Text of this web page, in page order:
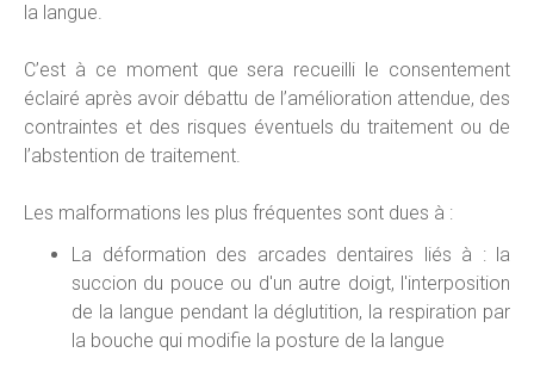
la langue.
C’est à ce moment que sera recueilli le consentement
éclairé après avoir débattu de l’amélioration attendue, des
contraintes et des risques éventuels du traitement ou de
l’abstention de traitement.
Les malformations les plus fréquentes sont dues à :
La déformation des arcades dentaires liés à : la
succion du pouce ou d'un autre doigt, l'interposition
de la langue pendant la déglutition, la respiration par
la bouche qui modifie la posture de la langue